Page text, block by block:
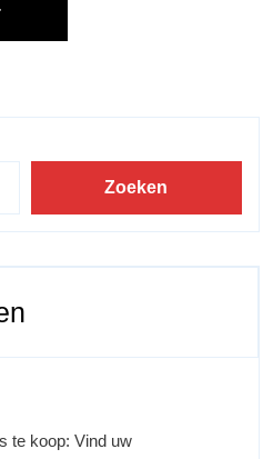
Zoeken
te koop: Vind uw